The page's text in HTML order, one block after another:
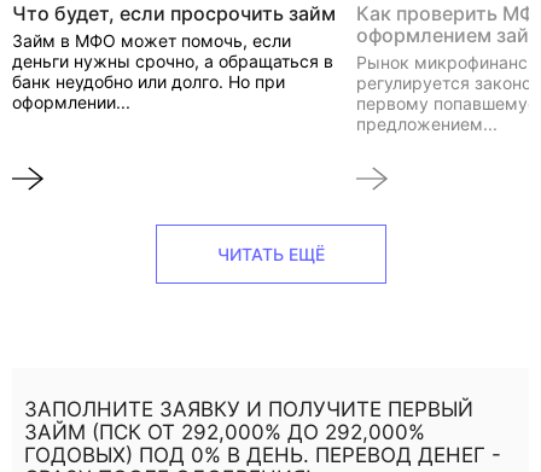
Что будет, если просрочить займ
Займ в МФО может помочь, если
деньги нужны срочно, а обращаться в
банк неудобно или долго. Но при
оформлении...
Как проверить
оформлением
Рынок
регулируется
первому
предложением...
ЧИТАТЬ ЕЩЁ
ЗАПОЛНИТЕ ЗАЯВКУ И ПОЛУЧИТЕ ПЕРВЫЙ
ЗАЙМ (ПСК ОТ 292,000% ДО 292,000%
ГОДОВЫХ) ПОД 0% В ДЕНЬ. ПЕРЕВОД ДЕНЕГ -